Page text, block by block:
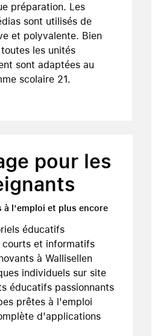
préparation. Les
sont utilisés de
et polyvalente. Bien
les unités
sont adaptées au
scolaire 21.
pour les
à l'emploi et plus encore
éducatifs
courts et informatifs
à Wallisellen
individuels sur site
éducatifs passionnants
prêtes à l'emploi
d'applications